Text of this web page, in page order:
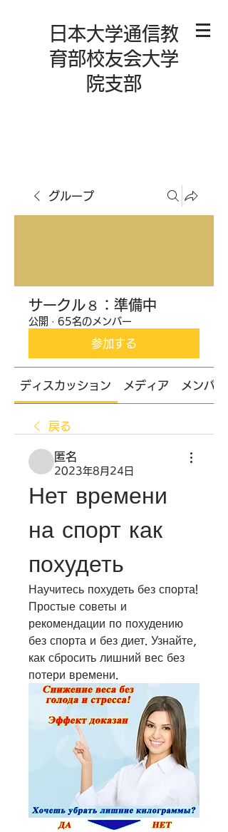
日本大学通信教
育部校友会大学
院支部
グループ
サークル８：準備中
公開 · 65名のメンバー
参加する
ディスカッション メディア メンバー
戻る
匿名
2023年8月24日
Нет времени
на спорт как
похудеть
Научитесь похудеть без спорта!
Простые советы и
рекомендации по похудению
без спорта и без диет. Узнайте,
как сбросить лишний вес без
потери времени.